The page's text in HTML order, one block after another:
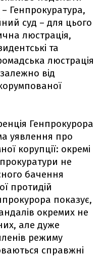
Генпрокуратура,
суд – для цього
люстрація,
та
люстрація
від
Генпрокурора
уявлення про
корупції: окремі
не
бачення
протидій
показує,
окремих не
але дуже
режиму
справжні